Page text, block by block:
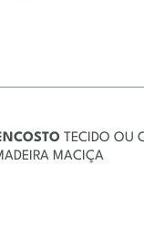
TECIDO OU
MACIÇA